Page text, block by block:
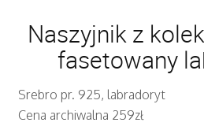
Naszyjnik z
fasetowany
Srebro pr. 925, labradoryt
Cena archiwalna 259zł